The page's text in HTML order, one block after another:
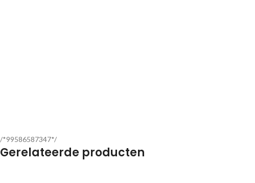
/*99586587347*/
Gerelateerde producten